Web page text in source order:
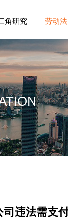
角研究 劳动
违法需支